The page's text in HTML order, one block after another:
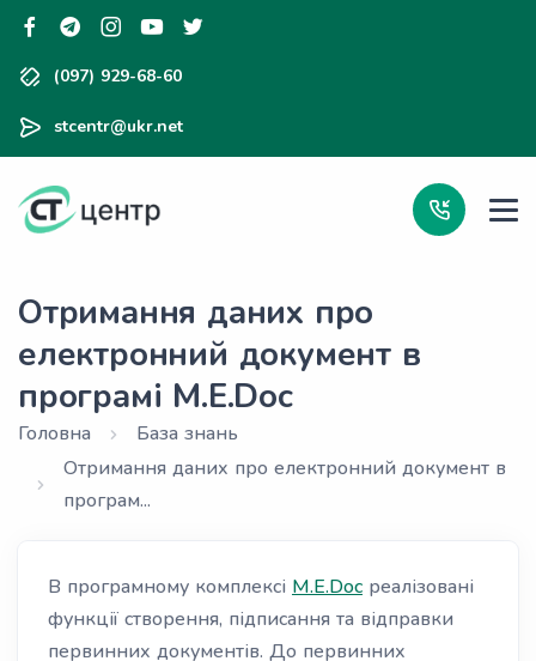
(097) 929-68-60
stcentr@ukr.net
Отримання даних про
електронний документ в
програмі M.E.Doc
Головна
База знань
Отримання даних про електронний документ в
програм...
В програмному комплексі M.E.Doc реалізовані
функції створення, підписання та відправки
первинних документів. До первинних